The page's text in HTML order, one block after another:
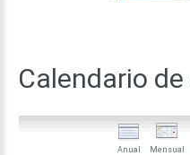
Calendario de
Anual Mensual